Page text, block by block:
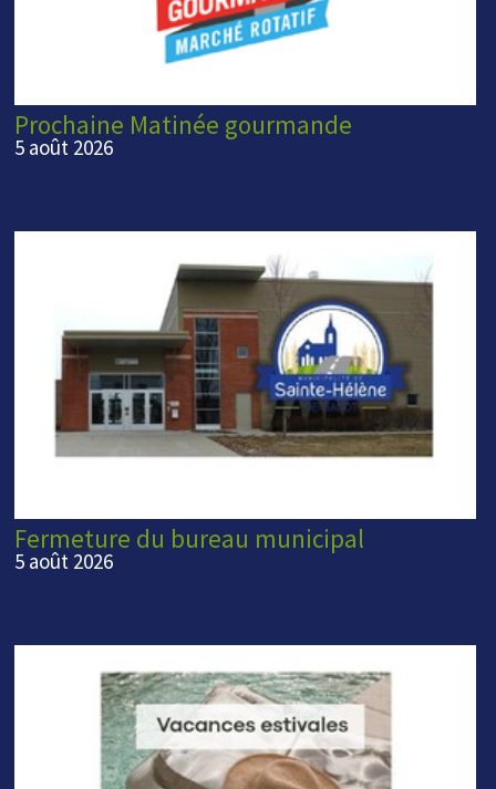
Prochaine Matinée gourmande
5 août 2026
Fermeture du bureau municipal
5 août 2026